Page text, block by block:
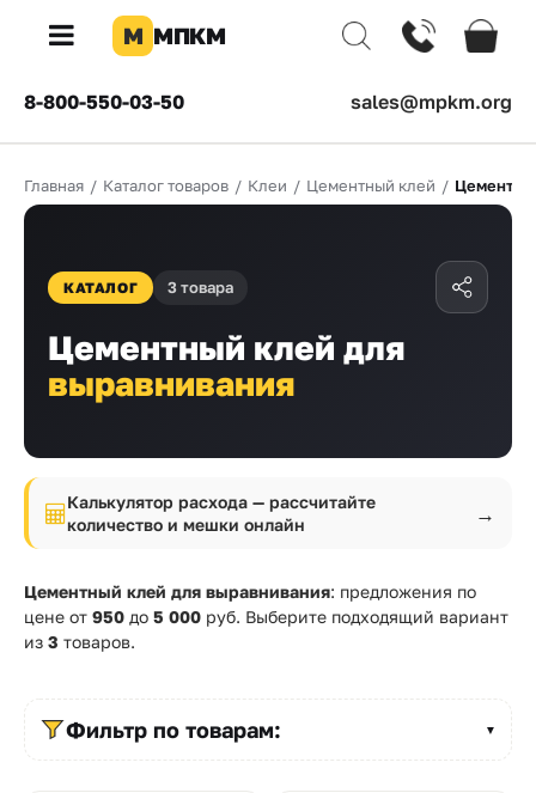
×
КОМПАНИЯ
Доставка
Оплата
Бренды
Прайс-
Проектировщикам
Контакты
М МПКМ
8-800-550-03-50 sales@mpkm.org
Главная / Каталог товаров / Клеи / Цементный клей /
КАТАЛОГ 3 товара
Цементный клей для
выравнивания
Калькулятор расхода — рассчитайте
количество и мешки онлайн
→
Цементный клей для выравнивания: предложения по
цене от 950 до 5 000 руб. Выберите подходящий вариант
из 3 товаров.
Фильтр по товарам: ▼